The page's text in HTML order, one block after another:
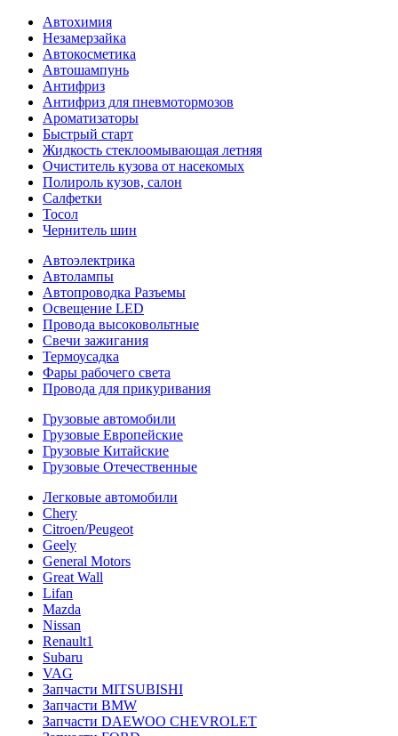
Автохимия
Незамерзайка
Автокосметика
Автошампунь
Антифриз
Антифриз для пневмотормозов
Ароматизаторы
Быстрый старт
Жидкость стеклоомывающая летняя
Очиститель кузова от насекомых
Полироль кузов, салон
Салфетки
Тосол
Чернитель шин
Автоэлектрика
Автолампы
Автопроводка Разъемы
Освещение LED
Провода высоковольтные
Свечи зажигания
Термоусадка
Фары рабочего света
Провода для прикуривания
Грузовые автомобили
Грузовые Европейские
Грузовые Китайские
Грузовые Отечественные
Легковые автомобили
Chery
Citroen/Peugeot
Geely
General Motors
Great Wall
Lifan
Mazda
Nissan
Renault1
Subaru
VAG
Запчасти MITSUBISHI
Запчасти BMW
Запчасти DAEWOO CHEVROLET